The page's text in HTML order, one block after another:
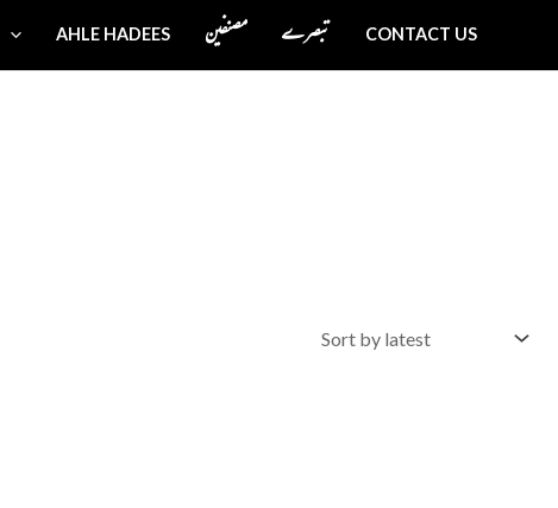
AHLE HADEES مصنفین تبصرے CONTACT US